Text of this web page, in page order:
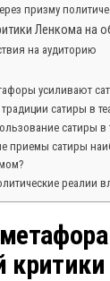
призму
Ленкома на
на аудиторию
усиливают
традиции сатиры в
сатиры
приемы сатиры
реалии
критики